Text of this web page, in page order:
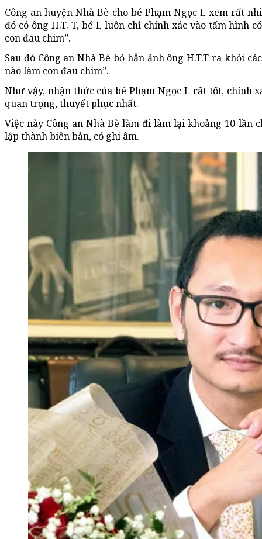
Công an huyện Nhà Bè cho bé Phạm Ngọc L xem rất
đó có ông H.T. T, bé L luôn chỉ chính xác vào tấm hình
con đau chim”.
Sau đó Công an Nhà Bè bỏ hẳn ảnh ông H.T.T ra khỏi
nào làm con đau chim”.
Như vậy, nhận thức của bé Phạm Ngọc L rất tốt, chính
quan trọng, thuyết phục nhất.
Việc này Công an Nhà Bè làm đi làm lại khoảng 10 lần
lập thành biên bản, có ghi âm.